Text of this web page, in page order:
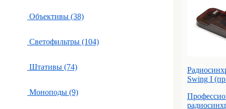
Объективы (38)
Светофильтры (104)
Штативы (74)
Моноподы (9)
Swing I